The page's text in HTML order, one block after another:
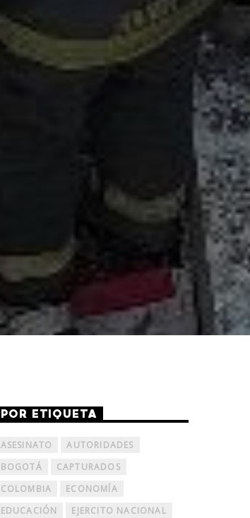
POR ETIQUETA
ASESINATO
AUTORIDADES
BOGOTÁ
CAPTURADOS
COLOMBIA
ECONOMÍA
EDUCACIÓN
EJERCITO NACIONAL